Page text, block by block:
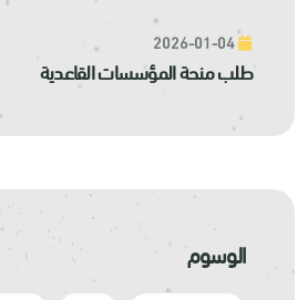
2026-01-04
طلب منحة المؤسسات القاعدية
الوسوم